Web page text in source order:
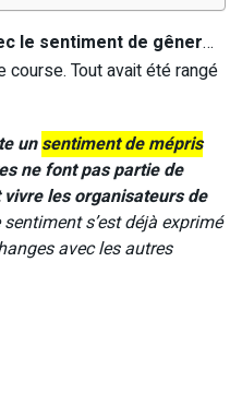
le sentiment de gêner…
course. Tout avait été rangé
unsentiment de mépris
ne font pas partie de
les organisateurs de
sentiment s’est déjà exprimé
avec les autres